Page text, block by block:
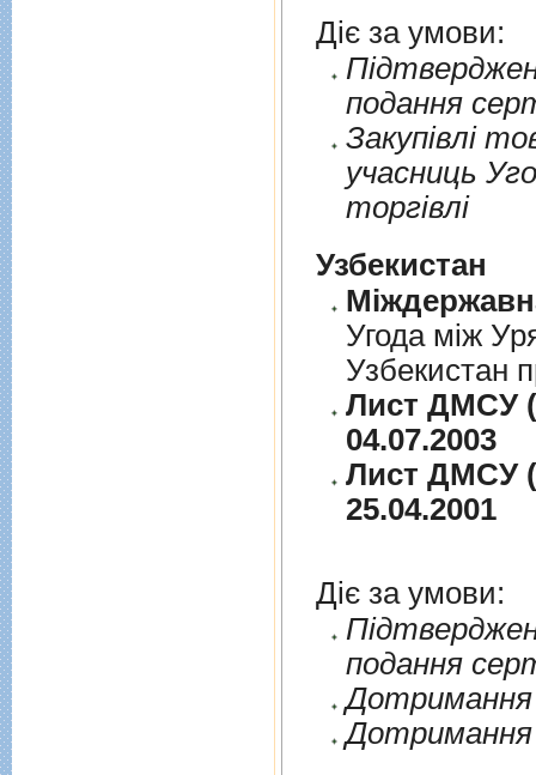
Діє за умови:
подання
Закупiвлi
учасниць
торгiвлi
Узбекистан
Угода між
Узбекистан
Лист ДМСУ
04.07.2003
Лист ДМСУ
25.04.2001
Діє за умови:
подання
Дотримання
Дотримання